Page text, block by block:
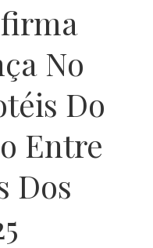
No
Do
Entre
Dos